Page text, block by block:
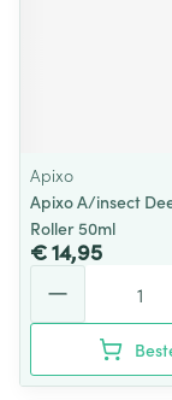
Apixo
Apixo A/insect
Roller 50ml
€ 14,95